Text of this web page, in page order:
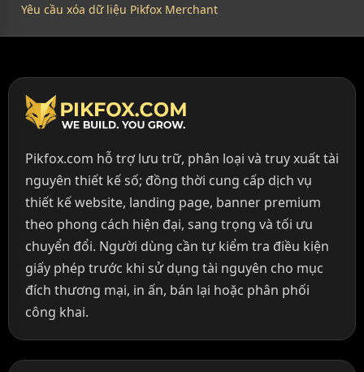
Yêu cầu xóa dữ liệu Pikfox Merchant
Pikfox.com hỗ trợ lưu trữ, phân loại và truy xuất tài
nguyên thiết kế số; đồng thời cung cấp dịch vụ
thiết kế website, landing page, banner premium
theo phong cách hiện đại, sang trọng và tối ưu
chuyển đổi. Người dùng cần tự kiểm tra điều kiện
giấy phép trước khi sử dụng tài nguyên cho mục
đích thương mại, in ấn, bán lại hoặc phân phối
công khai.